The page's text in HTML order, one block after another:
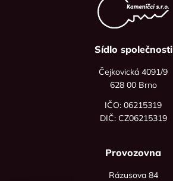
Sídlo společnosti
Čejkovická 4091/9
628 00 Brno
IČO: 06215319
DIČ: CZ06215319
Provozovna
Rázusova 84